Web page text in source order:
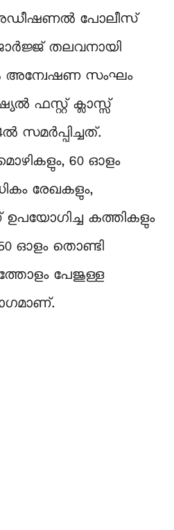
അഡീഷണൽ പോലീസ്
തലവനായി
അന്വേഷണ സംഘം
ഫസ്റ്റ് ക്ലാസ്സ്‌
സമർപ്പിച്ചത്.
60 ഓളം
രേഖകളും,
കത്തികളും
ഓളം തൊണ്ടി
പേജുള്ള